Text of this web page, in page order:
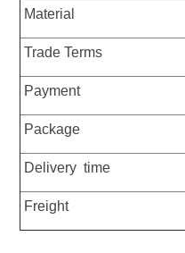
Material
Trade Terms
Payment
Package
Delivery time
Freight